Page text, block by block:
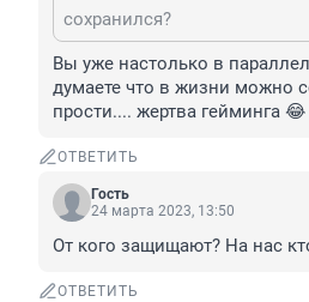
сохранился?
Вы уже настолько в
думаете что в жизни можно
прости.... жертва гейминга 😂
ОТВЕТИТЬ
Гость
24 марта 2023, 13:50
От кого защищают? На нас
ОТВЕТИТЬ